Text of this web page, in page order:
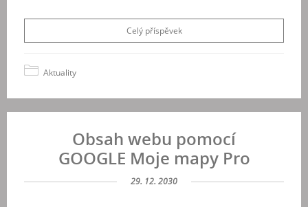
Celý příspěvek
Aktuality
Obsah webu pomocí
GOOGLE Moje mapy Pro
29. 12. 2030